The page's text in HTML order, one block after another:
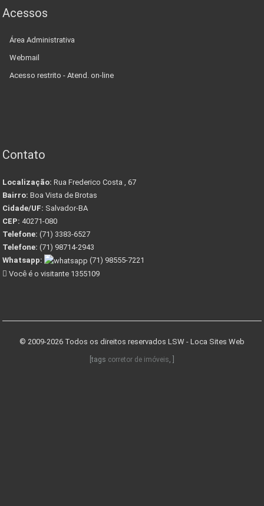
Acessos
Área Administrativa
Webmail
Acesso restrito - Atend. on-line
Contato
Localização: Rua Frederico Costa , 67
Bairro: Boa Vista de Brotas
Cidade/UF: Salvador-BA
CEP: 40271-080
Telefone: (71) 3383-6527
Telefone: (71) 98714-2943
Whatsapp:
(71) 98555-7221
Você é o visitante 1355109
© 2009-2026 Todos os direitos reservados LSW - Loca Sites Web
[tags corretor de imóveis